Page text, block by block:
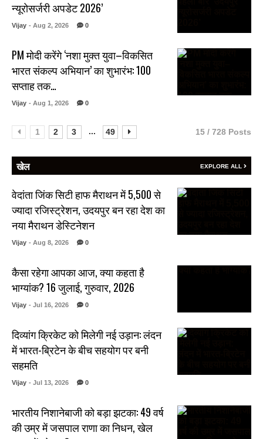
न्यूरोसर्जरी अपडेट 2026’
Vijay - Aug 2, 2026 0
PM मोदी करेंगे ‘नशा मुक्त युवा–विकसित
भारत संकल्प अभियान’ का शुभारंभ: 100
सप्ताह तक…
Vijay - Aug 1, 2026 0
1 2 3 ... 49 15 / 728 Posts
खेल EXPLORE ALL
वेदांता जिंक सिटी हाफ मैराथन में 5,500 से
ज्यादा रजिस्ट्रेशन, उदयपुर बन रहा देश का
नया मैराथन डेस्टिनेशन
Vijay - Aug 8, 2026 0
कैसा रहेगा आपका आज, क्या कहता है
भाग्यांक? 16 जुलाई, गुरुवार, 2026
Vijay - Jul 16, 2026 0
दिव्यांग क्रिकेट को मिलेगी नई उड़ान: लंदन
में भारत-ब्रिटेन के बीच सहयोग पर बनी
सहमति
Vijay - Jul 13, 2026 0
भारतीय निशानेबाजी को बड़ा झटका: 49 वर्ष
की उम्र में जसपाल राणा का निधन, खेल